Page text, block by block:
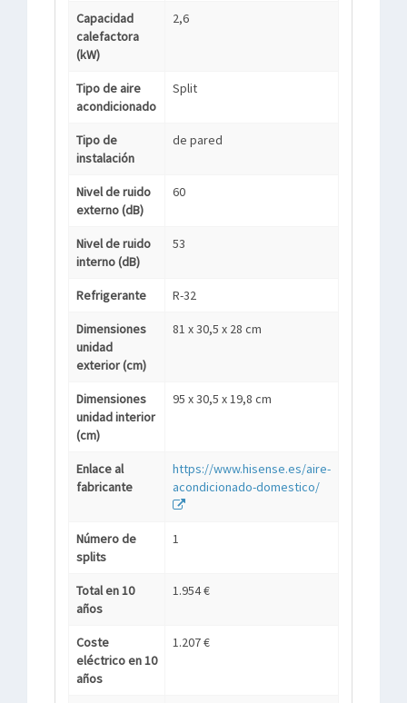
Capacidad
calefactora
(kW)
2,6
Tipo de aire
acondicionado
Split
Tipo de
instalación
de pared
Nivel de ruido
externo (dB)
60
Nivel de ruido
interno (dB)
53
Refrigerante R-32
Dimensiones
unidad
exterior (cm)
81 x 30,5 x 28 cm
Dimensiones
unidad interior
(cm)
95 x 30,5 x 19,8 cm
Enlace al
fabricante
https://www.hisense.es/aire-
acondicionado-domestico/
Número de
splits
1
Total en 10
años
1.954 €
Coste
eléctrico en 10
años
1.207 €